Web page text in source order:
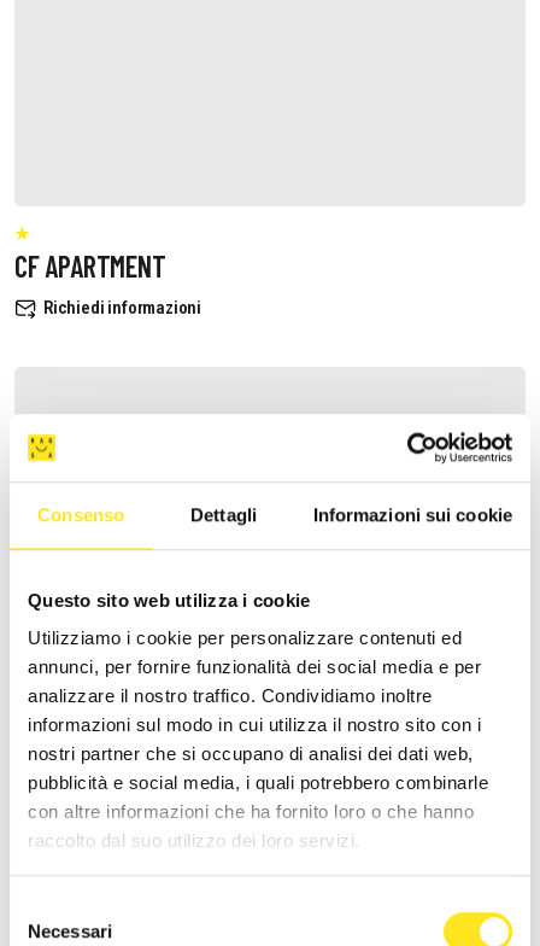
Consenso Dettagli Informazioni sui cookie
Questo sito web utilizza i cookie
Utilizziamo i cookie per personalizzare contenuti ed
annunci, per fornire funzionalità dei social media e per
analizzare il nostro traffico. Condividiamo inoltre
informazioni sul modo in cui utilizza il nostro sito con i
nostri partner che si occupano di analisi dei dati web,
pubblicità e social media, i quali potrebbero combinarle
con altre informazioni che ha fornito loro o che hanno
raccolto dal suo utilizzo dei loro servizi.
delNecessari
CF APARTMENT
Richiedi informazioni
CASA ARDITO
Richiedi informazioni